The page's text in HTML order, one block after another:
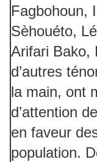
Fagbohoun,
Sèhouéto,
Arifari Bako,
d’autres
la main, ont
d’attention
en faveur
population.